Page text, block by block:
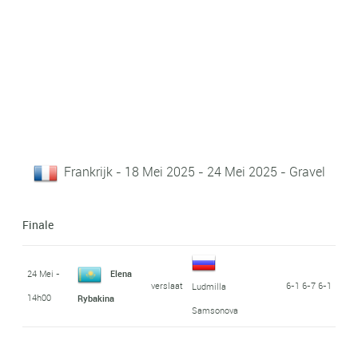
Frankrijk - 18 Mei 2025 - 24 Mei 2025 - Gravel
Finale
24 Mei -
14h00
Elena
Rybakina
verslaat
Ludmilla
Samsonova
6-1 6-7 6-1